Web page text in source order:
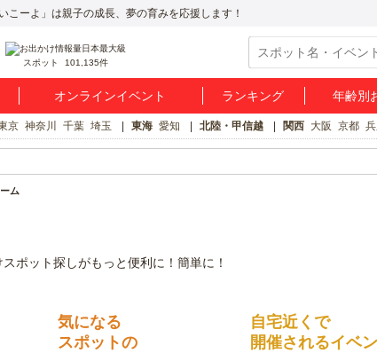
こーよ」は親子の成長、夢の育みを応援します！
スポット 101,135件
オンラインイベント ランキング 年齢別
京 神奈川 千葉 埼玉 東海 愛知 北陸・甲信越 関西 大阪 京都
ム
気になる
スポットの
自宅近くで
開催されるイベ